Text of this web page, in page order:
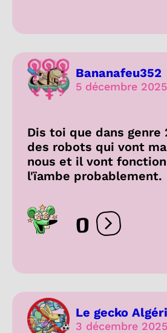
Bananafeu352
5 décembre 2025
Dis toi que dans genre
des robots qui vont
nous et il vont
l'ïambe probablement.
0 Ouvrir les
Le gecko
3 décembre 2025